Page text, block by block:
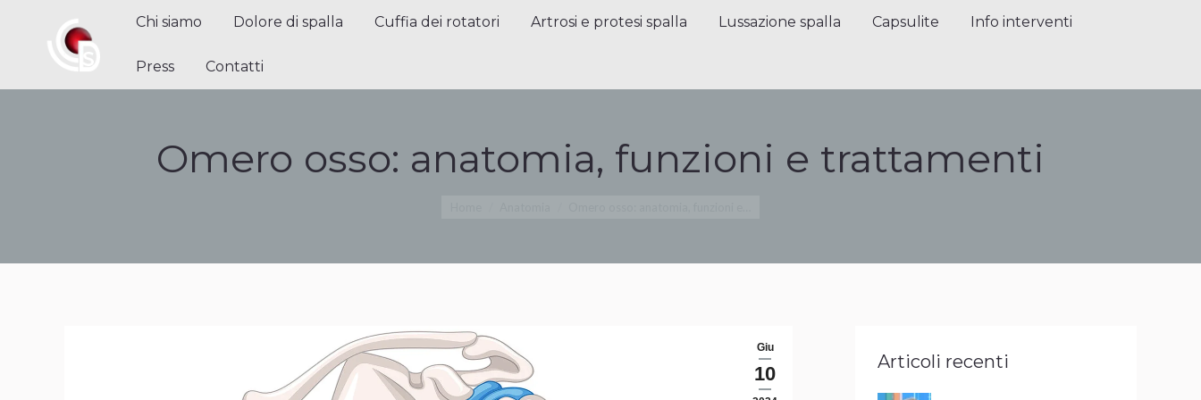
Chi siamo Dolore di spalla Cuffia dei rotatori Artrosi e protesi spalla Lussazione spalla Capsulite Info interventi
Press Contatti
Omero osso: anatomia, funzioni e trattamenti
Giu
10
Articoli recenti
Chi siamo Dolore di spalla Cuffia dei rotatori Artrosi e protesi spalla Lussazione spalla Capsulite Info interventi